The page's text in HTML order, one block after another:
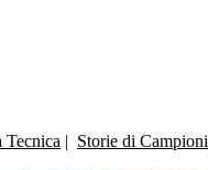
Tecnica | Storie di Campioni